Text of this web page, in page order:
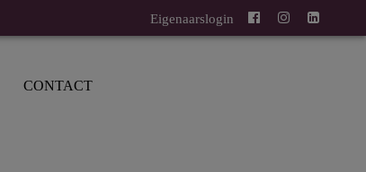
Eigenaarslogin
CONTACT